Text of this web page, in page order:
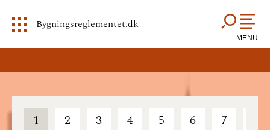
Bygningsreglementet.dk
MENU
1 2 3 4 5 6 7